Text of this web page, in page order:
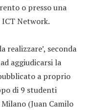
o presso una
ICT Network.
realizzare’, seconda
aggiudicarsi la
a proprio
di 9 studenti
(Juan Camilo